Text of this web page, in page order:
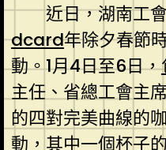
近日，湖南工
dcard年除夕春節
動。1月4日至6日，
主任、省總工會主
的四對完美曲線的
動，其中一個杯子